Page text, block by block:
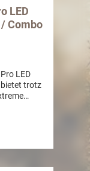
LED
Combo
LED
bietet trotz
dieses
für den
oder